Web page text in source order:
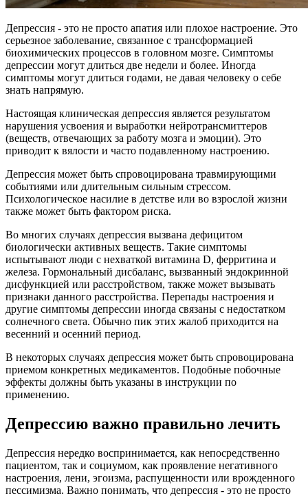
Депрессия - это не просто апатия или плохое настроение. Это
серьезное заболевание, связанное с трансформацией
биохимических процессов в головном мозге. Симптомы
депрессии могут длиться две недели и более. Иногда
симптомы могут длиться годами, не давая человеку о себе
знать напрямую.
Настоящая клиническая депрессия является результатом
нарушения усвоения и выработки нейротрансмиттеров
(веществ, отвечающих за работу мозга и эмоции). Это
приводит к вялости и часто подавленному настроению.
Депрессия может быть спровоцирована травмирующими
событиями или длительным сильным стрессом.
Психологическое насилие в детстве или во взрослой жизни
также может быть фактором риска.
Во многих случаях депрессия вызвана дефицитом
биологически активных веществ. Такие симптомы
испытывают люди с нехваткой витамина D, ферритина и
железа. Гормональный дисбаланс, вызванный эндокринной
дисфункцией или расстройством, также может вызывать
признаки данного расстройства. Перепады настроения и
другие симптомы депрессии иногда связаны с недостатком
солнечного света. Обычно пик этих жалоб приходится на
весенний и осенний период.
В некоторых случаях депрессия может быть спровоцирована
приемом конкретных медикаментов. Подобные побочные
эффекты должны быть указаны в инструкции по
применению.
Депрессию важно правильно лечить
Депрессия нередко воспринимается, как непосредственно
пациентом, так и социумом, как проявление негативного
настроения, лени, эгоизма, распущенности или врожденного
пессимизма. Важно понимать, что депрессия - это не просто